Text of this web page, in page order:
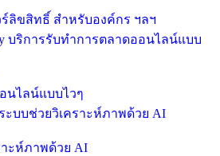
ลิขสิทธิ์ สำหรับองค์กร ฯลฯ
นไลน์แบบไวๆ
ะห์ภาพด้วย AI